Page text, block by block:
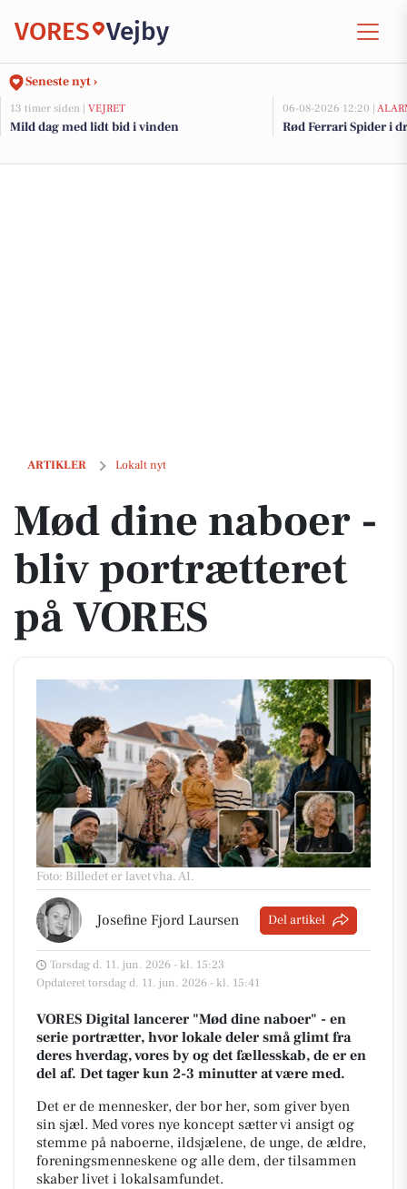
VORES Vejby
Seneste nyt ›
13 timer siden | VEJRET
Mild dag med lidt bid i vinden
06-08-2026 12:20 |
Rød Ferrari Spider i
ARTIKLER Lokalt nyt
Mød dine naboer - bliv portrætteret på VORES
Mød dine naboer -
bliv portrætteret
på VORES
Foto: Billedet er lavet vha. AI.
Josefine Fjord Laursen Del artikel
Torsdag d. 11. jun. 2026 - kl. 15:23
Opdateret torsdag d. 11. jun. 2026 - kl. 15:41
VORES Digital lancerer "Mød dine naboer" - en
serie portrætter, hvor lokale deler små glimt fra
deres hverdag, vores by og det fællesskab, de er en
del af. Det tager kun 2-3 minutter at være med.
Det er de mennesker, der bor her, som giver byen
sin sjæl. Med vores nye koncept sætter vi ansigt og
stemme på naboerne, ildsjælene, de unge, de ældre,
foreningsmenneskene og alle dem, der tilsammen
skaber livet i lokalsamfundet.